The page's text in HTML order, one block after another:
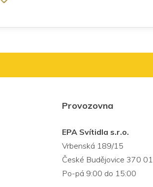
Provozovna
EPA Svítidla s.r.o.
Vrbenská 189/15
České Budějovice 370 01
Po-pá 9:00 do 15:00